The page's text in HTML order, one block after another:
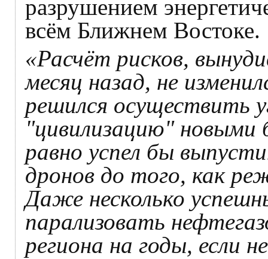
разрушением
всём Ближнем Востоке.
«Расчёт рисков,
месяц назад, не
решился осуществить
"цивилизацию" новыми
равно успел бы
дронов до того, как
Даже несколько
парализовать
региона на годы, если